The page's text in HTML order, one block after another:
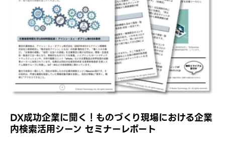
DX成功企業に聞く！ものづくり現場における企業
内検索活用シーン セミナーレポート